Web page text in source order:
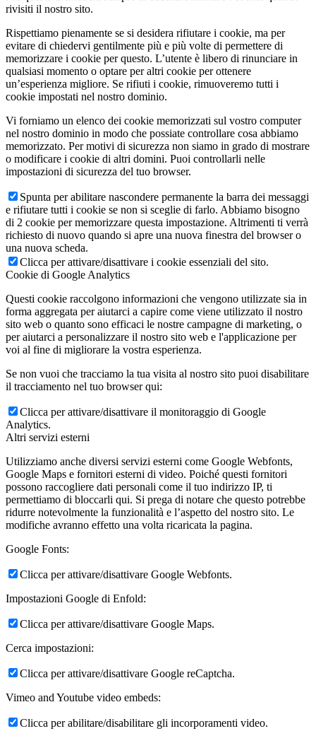
rivisiti il nostro sito.
Rispettiamo pienamente se si desidera rifiutare i cookie, ma per
evitare di chiedervi gentilmente più e più volte di permettere di
memorizzare i cookie per questo. L’utente è libero di rinunciare in
qualsiasi momento o optare per altri cookie per ottenere
un’esperienza migliore. Se rifiuti i cookie, rimuoveremo tutti i
cookie impostati nel nostro dominio.
Vi forniamo un elenco dei cookie memorizzati sul vostro computer
nel nostro dominio in modo che possiate controllare cosa abbiamo
memorizzato. Per motivi di sicurezza non siamo in grado di mostrare
o modificare i cookie di altri domini. Puoi controllarli nelle
impostazioni di sicurezza del tuo browser.
Spunta per abilitare nascondere permanente la barra dei messaggi
e rifiutare tutti i cookie se non si sceglie di farlo. Abbiamo bisogno
di 2 cookie per memorizzare questa impostazione. Altrimenti ti verrà
richiesto di nuovo quando si apre una nuova finestra del browser o
una nuova scheda.
Clicca per attivare/disattivare i cookie essenziali del sito.
Cookie di Google Analytics
Questi cookie raccolgono informazioni che vengono utilizzate sia in
forma aggregata per aiutarci a capire come viene utilizzato il nostro
sito web o quanto sono efficaci le nostre campagne di marketing, o
per aiutarci a personalizzare il nostro sito web e l'applicazione per
voi al fine di migliorare la vostra esperienza.
Se non vuoi che tracciamo la tua visita al nostro sito puoi disabilitare
il tracciamento nel tuo browser qui:
Clicca per attivare/disattivare il monitoraggio di Google
Analytics.
Altri servizi esterni
Utilizziamo anche diversi servizi esterni come Google Webfonts,
Google Maps e fornitori esterni di video. Poiché questi fornitori
possono raccogliere dati personali come il tuo indirizzo IP, ti
permettiamo di bloccarli qui. Si prega di notare che questo potrebbe
ridurre notevolmente la funzionalità e l’aspetto del nostro sito. Le
modifiche avranno effetto una volta ricaricata la pagina.
Google Fonts:
Clicca per attivare/disattivare Google Webfonts.
Impostazioni Google di Enfold:
Clicca per attivare/disattivare Google Maps.
Cerca impostazioni:
Clicca per attivare/disattivare Google reCaptcha.
Vimeo and Youtube video embeds:
Clicca per abilitare/disabilitare gli incorporamenti video.